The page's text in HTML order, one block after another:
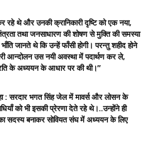
रहे थे और उनकी क्रानिकारी दृष्टि को एक नया,
तथा जनसाधारण की शोषण से मुक्ति की समस्या
जानते थे कि उन्हें फाँसी होगी। परन्तु शहीद होने
आन्दोलन उस नयी अवस्था में पदार्थण कर ले,
के अध्ययन के आधार पर की थी।”
सरदार भगत सिंह जेल में मावर्स और लोसन के
को भी इसकी प्रेरणा देते रहे थे।..उन्होंने ही
सदस्य बनाकर सोवियत संघ में अध्ययन के लिए